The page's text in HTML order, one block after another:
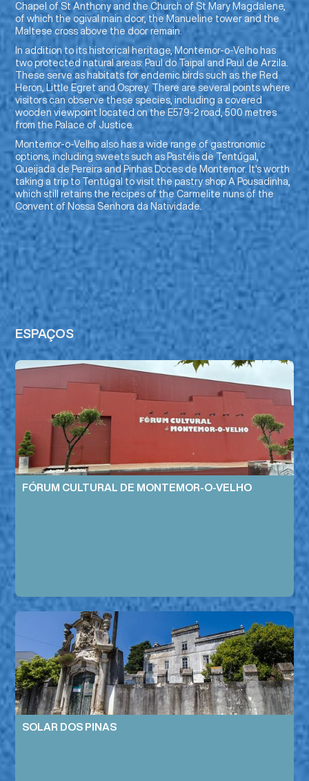
Chapel of St Anthony and the Church of St Mary Magdalene,
of which the ogival main door, the Manueline tower and the
Maltese cross above the door remain.
In addition to its historical heritage, Montemor-o-Velho has
two protected natural areas: Paul do Taipal and Paul de Arzila
These serve as habitats for endemic birds such as the Red
Heron, Little Egret and Osprey. There are several points where
visitors can observe these species, including a covered
wooden viewpoint located on the E579-2 road, 500 metres
from the Palace of Justice.
Montemor-o-Velho also has a wide range of gastronomic
options, including sweets such as Pastéis de Tentúgal,
Queijada de Pereira and Pinhas Doces de Montemor. It's worth
taking a trip to Tentúgal to visit the pastry shopA Pousadinha
which still retains the recipes of the Carmelite nuns of the
Convent of Nossa Senhora da Natividade.
ESPAÇOS
FÓRUM CULTURAL DE MONTEMOR-O-VELHO
SOLAR DOS PINAS